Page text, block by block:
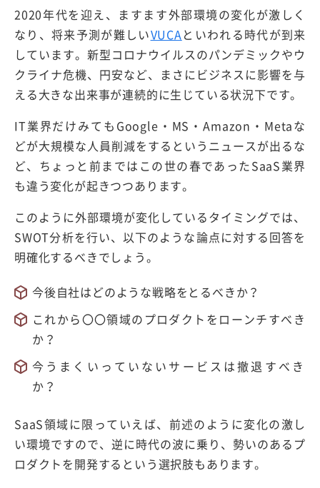
2020年代を迎え、ますます外部環境の変化が激しく
なり、将来予測が難しいVUCA といわれる時代が到来
しています。新型コロナウイルスのパンデミックやウ
クライナ危機、円安など、まさにビジネスに影響を与
える大きな出来事が連続的に生じている状況下です。
IT業界だけみても Google・MS・Amazon・Metaな
どが大規模な人員削減をする というニュースが出るな
ど、ちょっと前まではこの世の春であったSaaS業界
も違う変化が起きつつあります。
このように外部環境が変化しているタイミングでは、
SWOT分析を行い、以下のような論点に対する回答を
明確化するべきでしょう。
今後自社はどのような戦略をとるべきか？
これから〇〇領域のプロダクトをローンチすべき
か？
今うまくいっていないサービスは撤退すべき
か？
SaaS領域に限っていえば、前述のように変化の激し
い環境ですので、逆に時代の波に乗り、勢いのあるプ
ロダクトを開発するという選択肢もあります。